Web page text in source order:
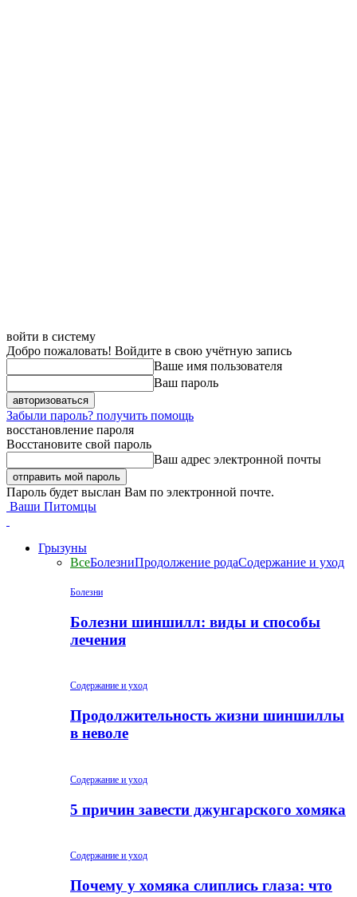
войти в систему
Добро пожаловать! Войдите в свою учётную запись
Ваше имя пользователя
Ваш пароль
Забыли пароль? получить помощь
восстановление пароля
Восстановите свой пароль
Ваш адрес электронной почты
Пароль будет выслан Вам по электронной почте.
Ваши Питомцы
Грызуны
ВсеБолезниПродолжение родаСодержание и уход
Болезни
Болезни шиншилл: виды и способы
лечения
Содержание и уход
Продолжительность жизни шиншиллы
в неволе
Содержание и уход
5 причин завести джунгарского хомяка
Содержание и уход
Почему у хомяка слиплись глаза: что